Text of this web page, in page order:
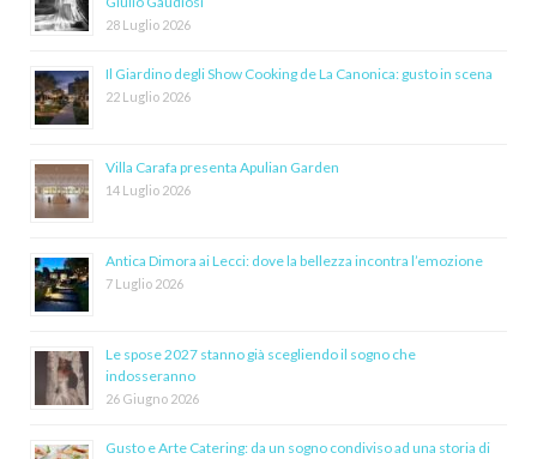
28 Luglio 2026
Il Giardino degli Show Cooking de La Canonica: gusto in scena
22 Luglio 2026
Villa Carafa presenta Apulian Garden
14 Luglio 2026
Antica Dimora ai Lecci: dove la bellezza incontra l’emozione
7 Luglio 2026
Le spose 2027 stanno già scegliendo il sogno che
indosseranno
26 Giugno 2026
Gusto e Arte Catering: da un sogno condiviso ad una storia di